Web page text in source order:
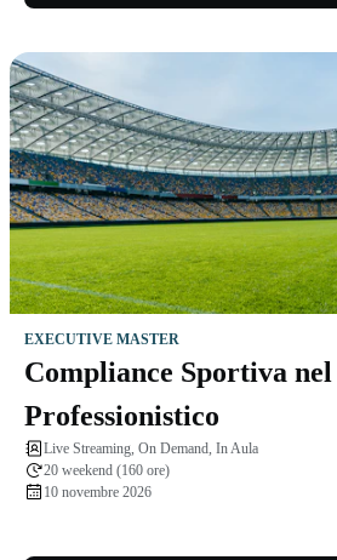
EXECUTIVE MASTER
Compliance Sportiva
Professionistico
Live Streaming, On Demand, In Aula
20 weekend (160 ore)
10 novembre 2026